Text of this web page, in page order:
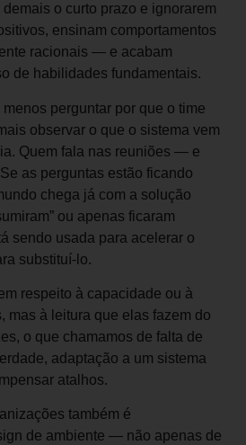
o curto prazo e ignorarem
ensinam comportamentos
racionais — e acabam
de habilidades fundamentais.
perguntar por que o time
observar o que o sistema vem
Quem fala nas reuniões — e
as perguntas estão ficando
chega já com a solução
ou apenas ficaram
sendo usada para acelerar o
substituí-lo.
respeito à capacidade ou à
mas à leitura que elas fazem do
o que chamamos de falta de
adaptação a um sistema
atalhos.
também é
de ambiente — não apenas de